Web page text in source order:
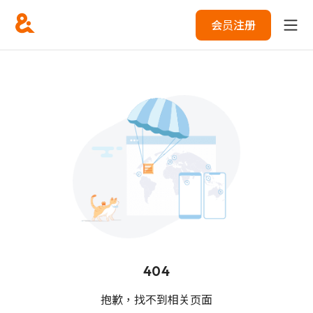
会员注册
404
抱歉，找不到相关页面